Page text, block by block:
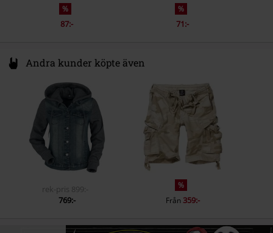
%
87:-
%
71:-
Andra kunder köpte även
rek-pris
899:-
769:-
%
Från359:-